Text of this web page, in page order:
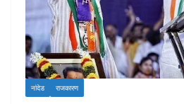
नांदेड राजकारण